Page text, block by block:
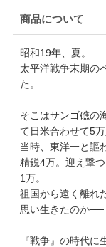
商品について
昭和19年、夏。
太平洋戦争末期の
た。
そこはサンゴ礁の
て日米合わせて5
当時、東洋一と謳
精鋭4万。迎え撃
1万。
祖国から遠く離れ
思い生きたのか──
『戦争』の時代に